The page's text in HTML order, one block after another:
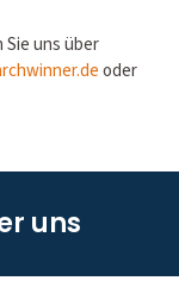
uns über
oder
uns